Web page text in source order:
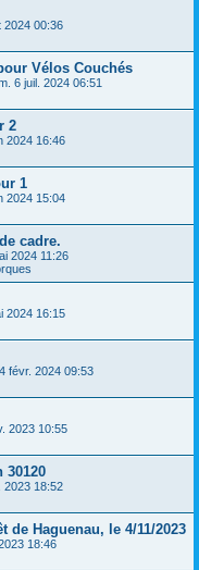
2024 00:36
Vélos Couchés
6 juil. 2024 06:51
2
2024 16:46
1
2024 15:04
cadre.
2024 11:26
2024 16:15
févr. 2024 09:53
2023 10:55
30120
2023 18:52
de Haguenau, le 4/11/2023
18:46